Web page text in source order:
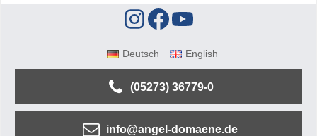
Deutsch English
(05273) 36779-0
info@angel-domaene.de